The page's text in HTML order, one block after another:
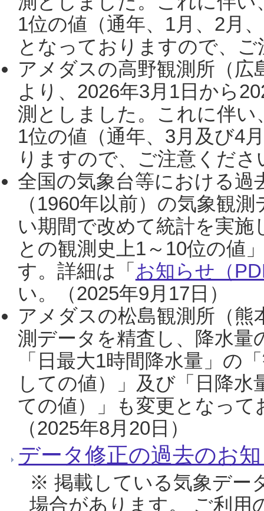
1位の値（通年、1月、2月
となっておりますので、
アメダスの高野観測所（
より、2026年3月1日から
測としました。これに伴い
1位の値（通年、3月及び4
りますので、ご注意くだ
全国の気象台等における過
（1960年以前）の気象観
い期間で改めて統計を実
との観測史上1～10位の値
す。詳細は「 お知らせ（
い。（2025年9月17日）
アメダスの松島観測所（熊
測データを精査し、降水
「日最大1時間降水量」の
しての値）」及び「日降
ての値）」も変更となっ
（2025年8月20日）
データ修正の過去のお
※ 掲載している気象デー
場合があります。 ご利用